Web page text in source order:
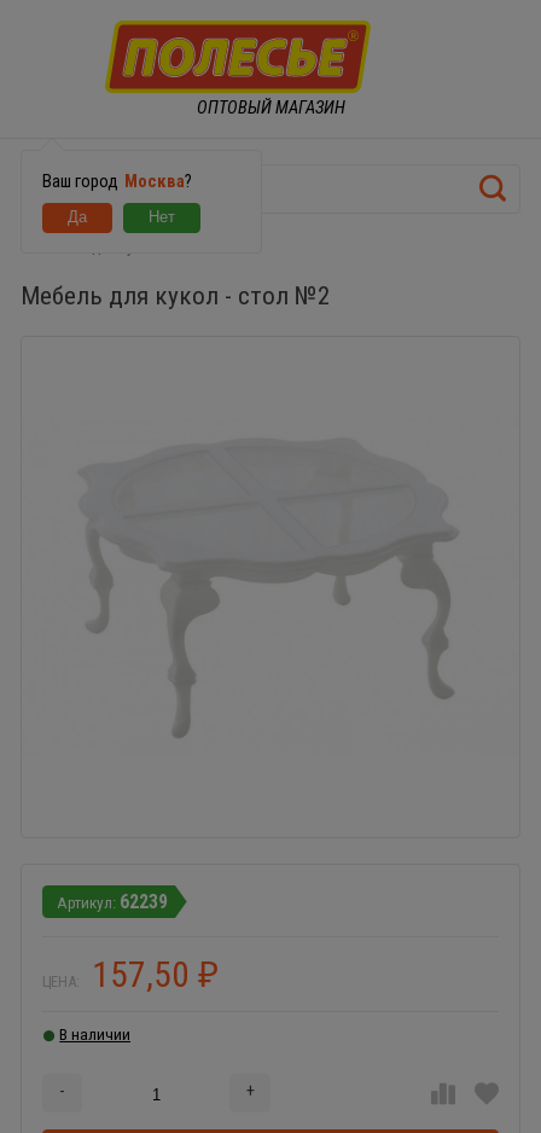
ОПТОВЫЙ МАГАЗИН
Ваш город Москва?
Мебель для кукол - стол №2
62239
ЦЕНА: 157,50 ₽
В наличии
- +